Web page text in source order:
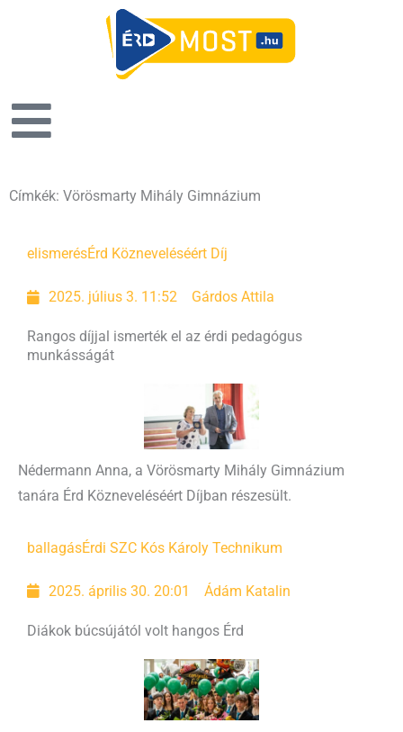
Címkék: Vörösmarty Mihály Gimnázium
elismerésÉrd Közneveléséért Díj
2025. július 3. 11:52 Gárdos Attila
Rangos díjjal ismerték el az érdi pedagógus
munkásságát
Nédermann Anna, a Vörösmarty Mihály Gimnázium
tanára Érd Közneveléséért Díjban részesült.
ballagásÉrdi SZC Kós Károly Technikum
2025. április 30. 20:01 Ádám Katalin
Diákok búcsújától volt hangos Érd